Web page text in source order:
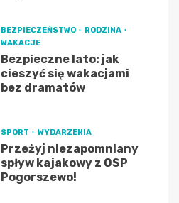
BEZPIECZEŃSTWO
RODZINA
WAKACJE
Bezpieczne lato: jak
cieszyć się wakacjami
bez dramatów
SPORT WYDARZENIA
Przeżyj niezapomniany
spływ kajakowy z OSP
Pogorszewo!